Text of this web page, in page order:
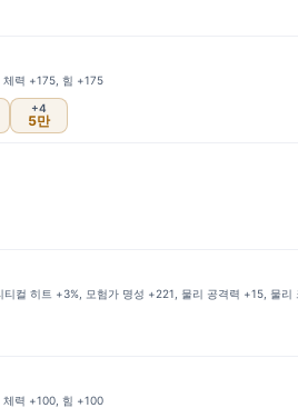
체력 +175, 힘 +175
+4
5만
컬 히트 +3%, 모험가 명성 +221, 물리 공격력 +15, 물
체력 +100, 힘 +100